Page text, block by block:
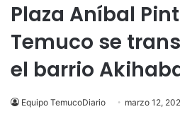
Plaza Aníbal
Temuco se
el barrio
Equipo TemucoDiario marzo 12,